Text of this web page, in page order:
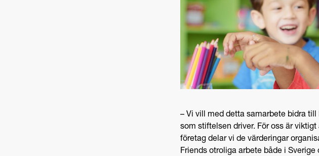
– Vi vill med detta samarbete bidra
som stiftelsen driver. För oss är
företag delar vi de värderingar
Friends otroliga arbete både i